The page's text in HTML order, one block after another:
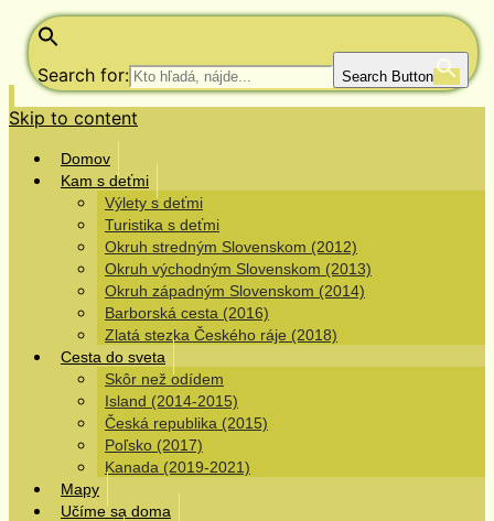
Search for: Search Button
Skip to content
Domov
Kam s deťmi
Výlety s deťmi
Turistika s deťmi
Okruh stredným Slovenskom (2012)
Okruh východným Slovenskom (2013)
Okruh západným Slovenskom (2014)
Barborská cesta (2016)
Zlatá stezka Českého ráje (2018)
Cesta do sveta
Skôr než odídem
Island (2014-2015)
Česká republika (2015)
Poľsko (2017)
Kanada (2019-2021)
Mapy
Učíme sa doma